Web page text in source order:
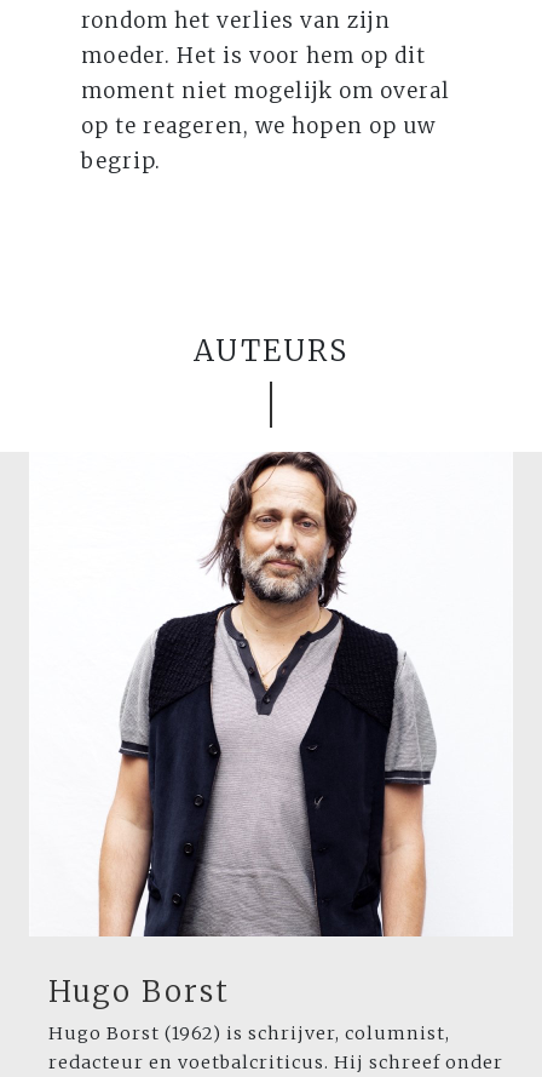
rondom het verlies van zijn
moeder. Het is voor hem op dit
moment niet mogelijk om overal
op te reageren, we hopen op uw
begrip.
AUTEURS
Hugo Borst
Hugo Borst (1962) is schrijver, columnist,
redacteur en voetbalcriticus. Hij schreef onder